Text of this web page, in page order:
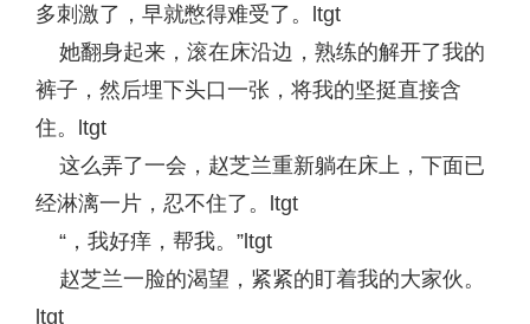
多刺激了，早就憋得难受了。ltgt
她翻身起来，滚在床沿边，熟练的解开了我的
裤子，然后埋下头口一张，将我的坚挺直接含
住。ltgt
这么弄了一会，赵芝兰重新躺在床上，下面已
经淋漓一片，忍不住了。ltgt
“，我好痒，帮我。”ltgt
赵芝兰一脸的渴望，紧紧的盯着我的大家伙。
ltgt